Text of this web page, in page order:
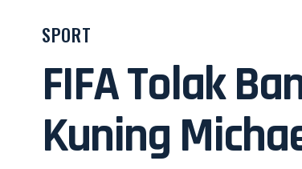
SPORT
FIFA Tolak
Kuning